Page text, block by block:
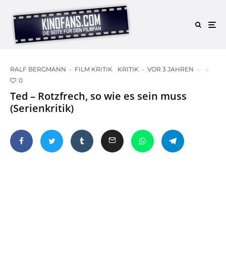
RALF BERGMANN · FILM KRITIK KRITIK · VOR 3 JAHREN ·
·
0
Ted – Rotzfrech, so wie es sein muss
(Serienkritik)